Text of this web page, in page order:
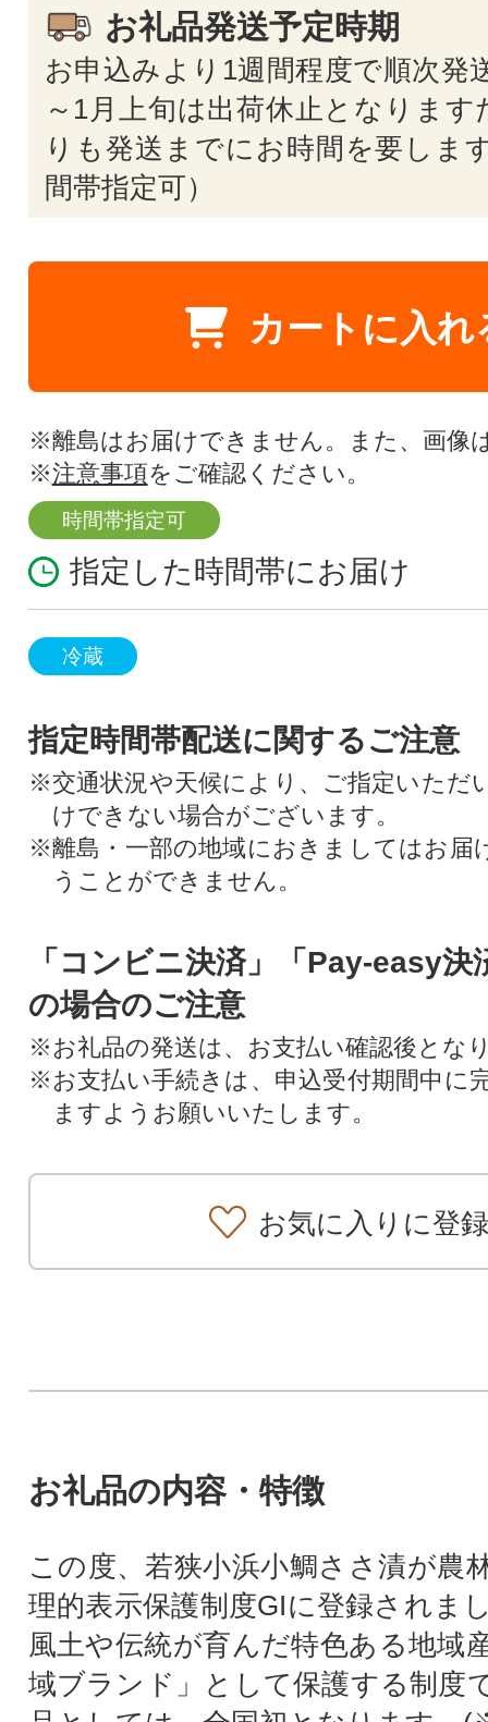
お礼品発送予定時期
お申込みより1週間程度で順次発
～1月上旬は出荷休止となります
りも発送までにお時間を要しま
間帯指定可）
カートに入れ
※離島はお届けできません。また、画像
※注意事項をご確認ください。
時間帯指定可
指定した時間帯にお届け
冷蔵
指定時間帯配送に関するご注意
※交通状況や天候により、ご指定いただ
けできない場合がございます。
※離島・一部の地域におきましてはお届
うことができません。
「コンビニ決済」「Pay-easy決
の場合のご注意
※お礼品の発送は、お支払い確認後とな
※お支払い手続きは、申込受付期間中に
ますようお願いいたします。
お気に入りに登録
お礼品の内容・特徴
この度、若狭小浜小鯛ささ漬が農
理的表示保護制度GIに登録されま
風土や伝統が育んだ特色ある地域
域ブランド」として保護する制度